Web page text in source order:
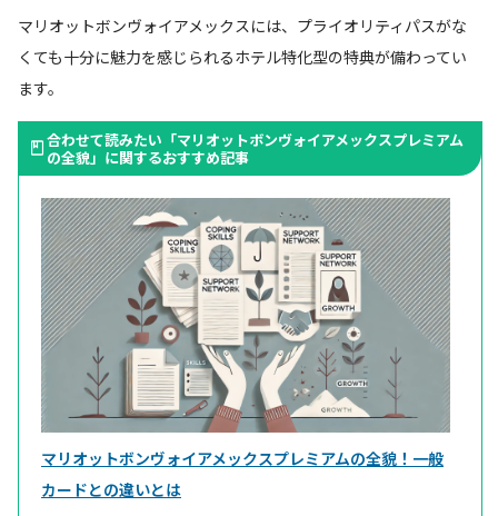
マリオットボンヴォイアメックスには、プライオリティパスがな
くても十分に魅力を感じられるホテル特化型の特典が備わってい
ます。
合わせて読みたい「マリオットボンヴォイアメックスプレミアム
の全貌」に関するおすすめ記事
マリオットボンヴォイアメックスプレミアムの全貌！一般
カードとの違いとは